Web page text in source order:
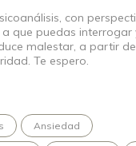
con
que puedas
malestar, a partir
Te espero.
Ansiedad